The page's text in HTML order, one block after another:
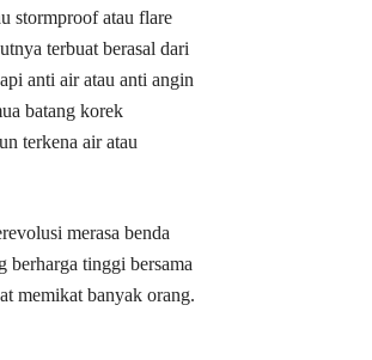
stormproof atau flare
terbuat berasal dari
anti air atau anti angin
batang korek
terkena air atau
merasa benda
berharga tinggi bersama
memikat banyak orang.